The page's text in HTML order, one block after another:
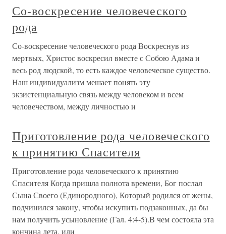
Со-воскресение человеческого
рода
Со-воскресение человеческого рода Воскреснув из
мертвых, Христос воскресил вместе с Собою Адама и
весь род людской, то есть каждое человеческое существо.
Наш индивидуализм мешает понять эту
экзистенциальную связь между человеком и всем
человечеством, между личностью и
Приготовление рода человеческого
к принятию Спасителя
Приготовление рода человеческого к принятию
Спасителя Когда пришла полнота времени, Бог послал
Сына Своего (Единородного), Который родился от жены,
подчинился закону, чтобы искупить подзаконных, да бы
нам получить усыновление (Гал. 4:4-5).В чем состояла эта
кончина лета, или